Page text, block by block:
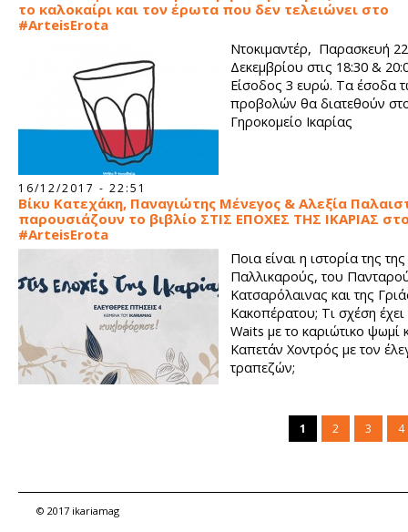
το καλοκαίρι και τον έρωτα που δεν τελειώνει στο
#ArteisErota
Nτοκιμαντέρ, Παρασκευή 22
Δεκεμβρίου στις 18:30 &
Είσοδος 3 ευρώ. Τα έσοδα
προβολών θα διατεθούν
Γηροκομείο Ικαρίας
16/12/2017 - 22:51
Βίκυ Κατεχάκη, Παναγιώτης Μένεγος & Αλεξία
παρουσιάζουν το βιβλίο ΣΤΙΣ ΕΠΟΧΕΣ ΤΗΣ ΙΚΑΡΙΑΣ
#ArteisErota
Ποια είναι η ιστορία της της
Παλλικαρούς, του
Κατσαρόλαινας και της
Κακοπέρατου; Τι σχέση
Waits με το καριώτικο ψωμί
Καπετάν Χοντρός με τον
τραπεζών;
1 2 3 4
© 2017 ikariamag